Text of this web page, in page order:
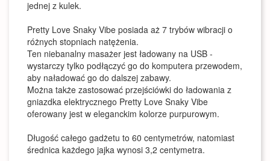
jednej z kulek.
Pretty Love Snaky Vibe posiada aż 7 trybów wibracji o
różnych stopniach natężenia.
Ten niebanalny masażer jest ładowany na USB -
wystarczy tylko podłączyć go do komputera przewodem,
aby naładować go do dalszej zabawy.
Można także zastosować przejściówki do ładowania z
gniazdka elektrycznego Pretty Love Snaky Vibe
oferowany jest w eleganckim kolorze purpurowym.
Długość całego gadżetu to 60 centymetrów, natomiast
średnica każdego jajka wynosi 3,2 centymetra.